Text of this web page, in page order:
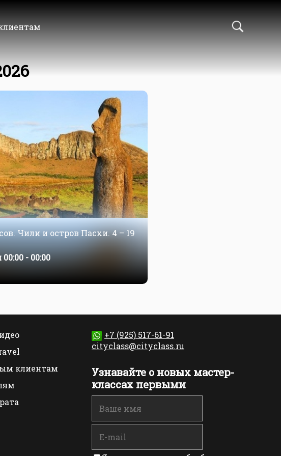
Чили и остров Пасхи. 4 – 19
- 00:00
клиентам
+7 (925) 517-61-91
cityclass@cityclass.ru
Узнавайте о новых мастер-
классах первыми